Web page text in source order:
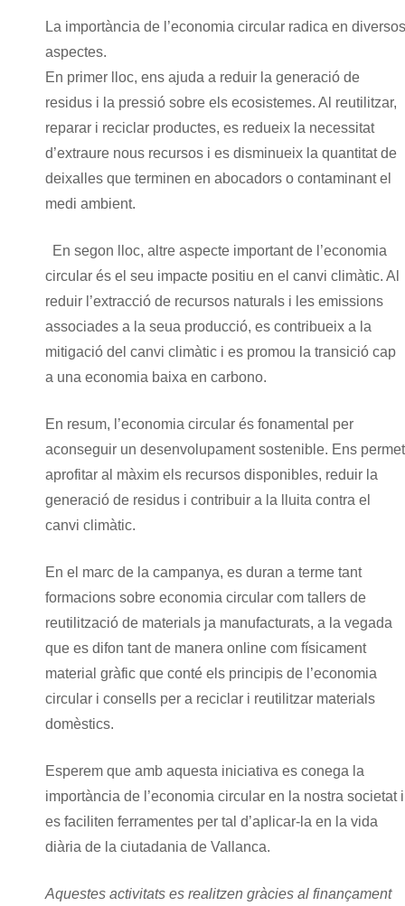
La importància de l’economia circular radica en diversos
aspectes.
En primer lloc, ens ajuda a reduir la generació de
residus i la pressió sobre els ecosistemes. Al reutilitzar,
reparar i reciclar productes, es redueix la necessitat
d’extraure nous recursos i es disminueix la quantitat de
deixalles que terminen en abocadors o contaminant el
medi ambient.
En segon lloc, altre aspecte important de l’economia
circular és el seu impacte positiu en el canvi climàtic. Al
reduir l’extracció de recursos naturals i les emissions
associades a la seua producció, es contribueix a la
mitigació del canvi climàtic i es promou la transició cap
a una economia baixa en carbono.
En resum, l’economia circular és fonamental per
aconseguir un desenvolupament sostenible. Ens permet
aprofitar al màxim els recursos disponibles, reduir la
generació de residus i contribuir a la lluita contra el
canvi climàtic.
En el marc de la campanya, es duran a terme tant
formacions sobre economia circular com tallers de
reutilització de materials ja manufacturats, a la vegada
que es difon tant de manera online com físicament
material gràfic que conté els principis de l’economia
circular i consells per a reciclar i reutilitzar materials
domèstics.
Esperem que amb aquesta iniciativa es conega la
importància de l’economia circular en la nostra societat i
es faciliten ferramentes per tal d’aplicar-la en la vida
diària de la ciutadania de Vallanca.
Aquestes activitats es realitzen gràcies al finançament